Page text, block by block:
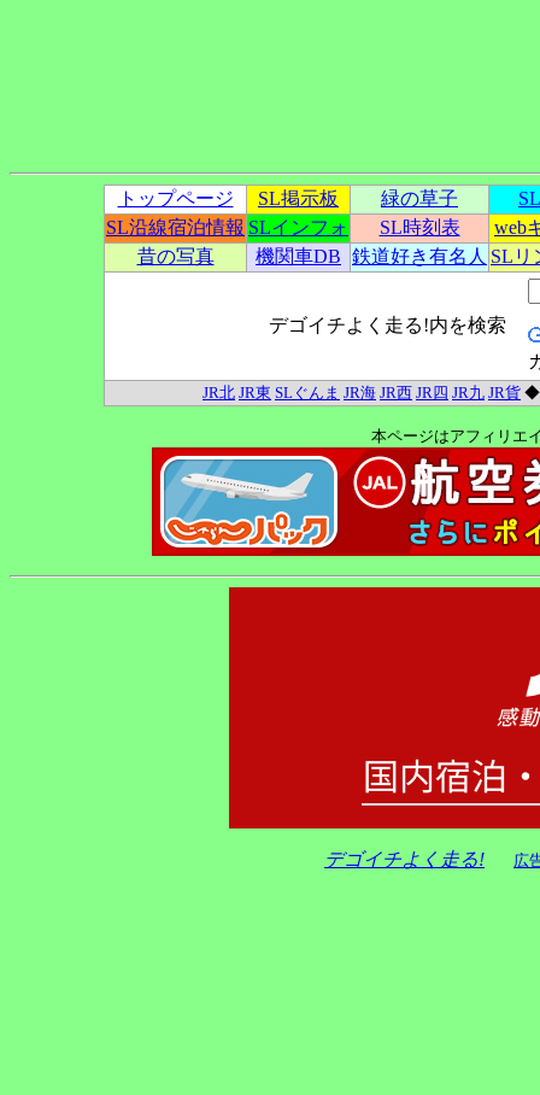
トップページ SL掲示板 緑の草子
SL沿線宿泊情報 SLインフォ SL時刻表
web
昔の写真
機関車DB 鉄道好き有名人 SLリ
デゴイチよく走る!内を検索
JR北 JR東 SLぐんま JR海 JR西 JR四 JR九 JR貨
本ページはアフィリエ
デゴイチよく走る! 広